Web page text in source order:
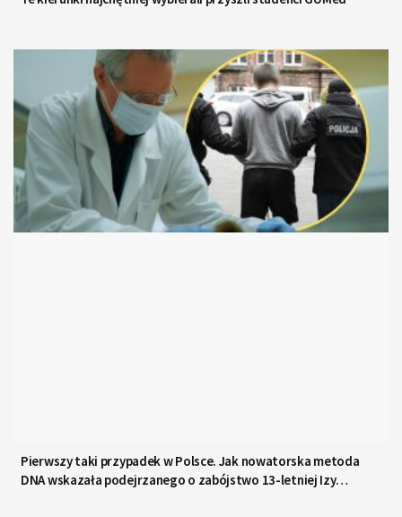
Pierwszy taki przypadek w Polsce. Jak nowatorska metoda
DNA wskazała podejrzanego o zabójstwo 13-letniej Izy